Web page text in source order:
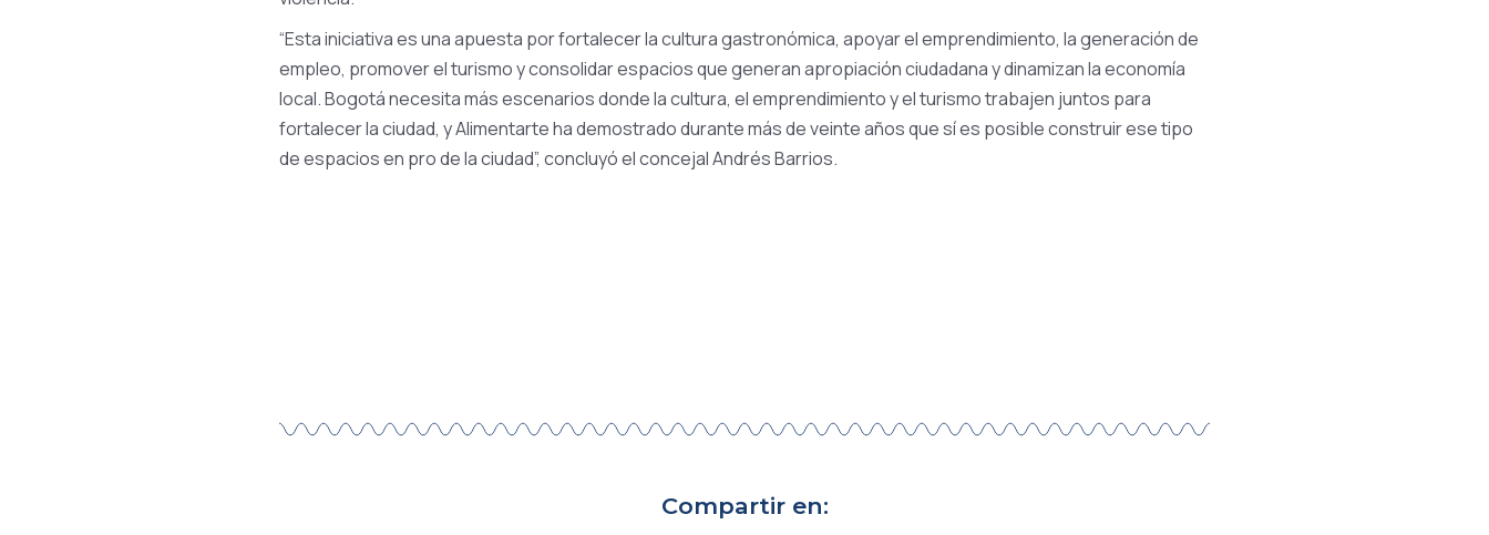
“Esta iniciativa es una apuesta por fortalecer la cultura gastronómica, apoyar el emprendimiento, la generación de
empleo, promover el turismo y consolidar espacios que generan apropiación ciudadana y dinamizan la economía
local. Bogotá necesita más escenarios donde la cultura, el emprendimiento y el turismo trabajen juntos para
fortalecer la ciudad, y Alimentarte ha demostrado durante más de veinte años que sí es posible construir ese tipo
de espacios en pro de la ciudad”, concluyó el concejal Andrés Barrios.
Compartir en: